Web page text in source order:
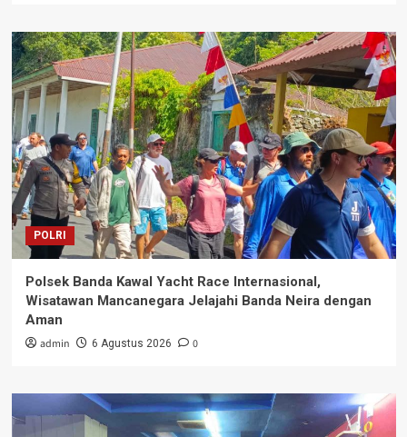
POLRI
Polsek Banda Kawal Yacht Race Internasional,
Wisatawan Mancanegara Jelajahi Banda Neira dengan
Aman
admin 6 Agustus 2026 0